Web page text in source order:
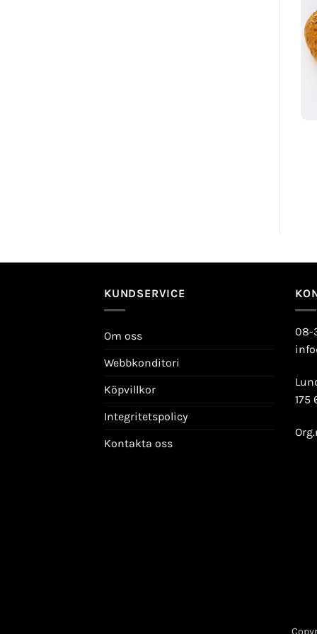
KUNDSERVICE
Om oss
Webbkonditori
Köpvillkor
Integritetspolicy
Kontakta oss
08-
175